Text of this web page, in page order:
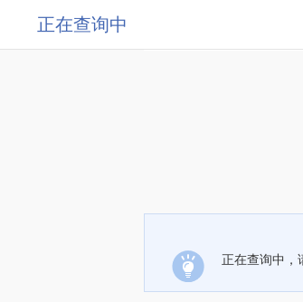
正在查询中
正在查询中，